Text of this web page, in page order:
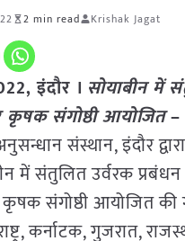
2 min read Krishak Jagat
इंदौर । सोयाबीन में
कृषक संगोष्ठी आयोजित–
संस्थान, इंदौर
में संतुलित उर्वरक
संगोष्ठी आयोजित की
कर्नाटक, गुजरात,